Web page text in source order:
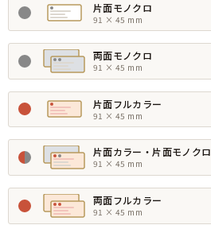
片面モノクロ
91 × 45 mm
両面モノクロ
91 × 45 mm
片面フルカラー
91 × 45 mm
片面カラー・片面モノクロ
91 × 45 mm
両面フルカラー
91 × 45 mm